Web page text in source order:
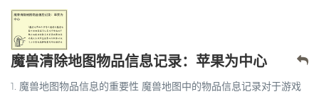
魔兽清除地图物品信息记录：苹果为中心
1. 魔兽地图物品信息的重要性 魔兽地图中的物品信息记录对于游戏